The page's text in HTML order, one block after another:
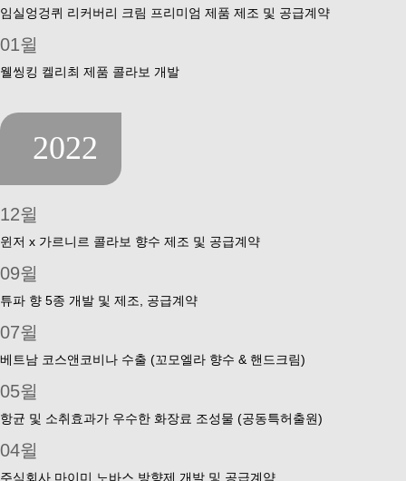
임실엉겅퀴 리커버리 크림 프리미엄 제품 제조 및 공급계약
01윌
웰씽킹 켈리최 제품 콜라보 개발
2022
12윌
윈저 x 가르니르 콜라보 향수 제조 및 공급계약
09윌
튜파 향 5종 개발 및 제조, 공급계약
07윌
베트남 코스앤코비나 수출 (꼬모엘라 향수 & 핸드크림)
05윌
항균 및 소취효과가 우수한 화장료 조성물 (공동특허출원)
04윌
주식회사 마이미 노바스 방향제 개발 및 공급계약